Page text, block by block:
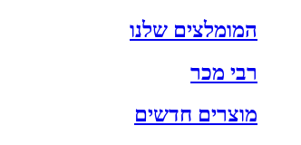
המומלצים שלנו
רבי מכר
מוצרים חדשים